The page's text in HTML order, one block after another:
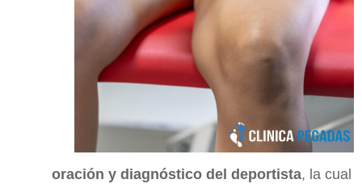
oración y diagnóstico del deportista, la cual